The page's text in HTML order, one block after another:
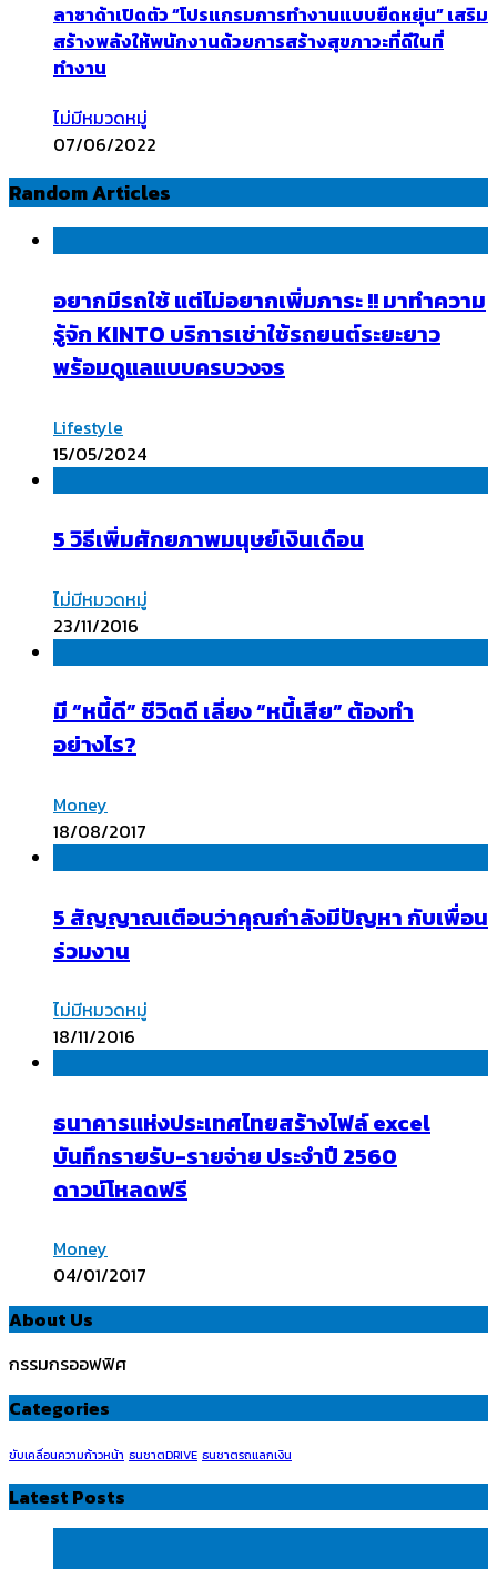
ลาซาด้าเปิดตัว “โปรแกรมการทำงานแบบยืดหยุ่น” เสริม
สร้างพลังให้พนักงานด้วยการสร้างสุขภาวะที่ดีในที่
ทำงาน
ไม่มีหมวดหมู่
07/06/2022
Random Articles
อยากมีรถใช้ แต่ไม่อยากเพิ่มภาระ !! มาทำความ
รู้จัก KINTO บริการเช่าใช้รถยนต์ระยะยาว
พร้อมดูแลแบบครบวงจร
Lifestyle
15/05/2024
5 วิธีเพิ่มศักยภาพมนุษย์เงินเดือน
ไม่มีหมวดหมู่
23/11/2016
มี “หนี้ดี” ชีวิตดี เลี่ยง “หนี้เสีย” ต้องทำ
อย่างไร?
Money
18/08/2017
5 สัญญาณเตือนว่าคุณกำลังมีปัญหา กับเพื่อน
ร่วมงาน
ไม่มีหมวดหมู่
18/11/2016
ธนาคารแห่งประเทศไทยสร้างไฟล์ excel
บันทึกรายรับ-รายจ่าย ประจำปี 2560
ดาวน์โหลดฟรี
Money
04/01/2017
About Us
กรรมกรออฟฟิศ
Categories
ขับเคลื่อนความก้าวหน้า ธนชาตDRIVE ธนชาตรถแลกเงิน
Latest Posts